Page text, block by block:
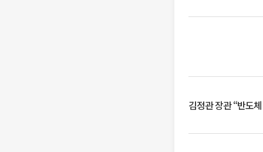
김정관 장관 “반도